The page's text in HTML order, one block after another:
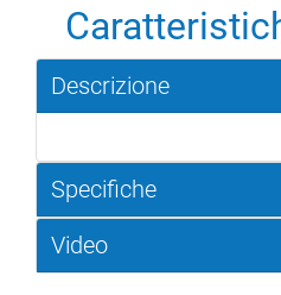
Descrizione
Specifiche
Video